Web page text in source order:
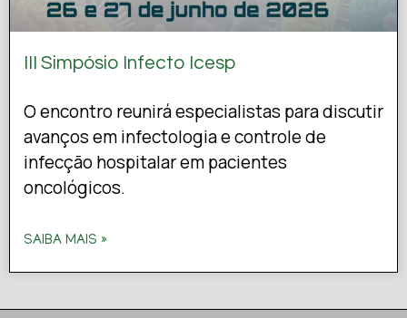
III Simpósio Infecto Icesp
O encontro reunirá especialistas para discutir
avanços em infectologia e controle de
infecção hospitalar em pacientes
oncológicos.
SAIBA MAIS »